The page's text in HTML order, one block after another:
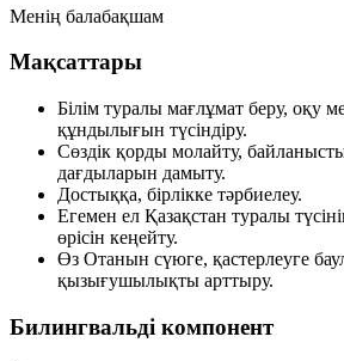
Менің балабақшам
Мақсаттары
Білім туралы мағлұмат беру, оқу
құндылығын түсіндіру.
Сөздік қорды молайту,
дағдыларын дамыту.
Достыққа, бірлікке тәрбиелеу.
Егемен ел Қазақстан туралы
өрісін кеңейту.
Өз Отанын сүюге, қастерлеуге
қызығушылықты арттыру.
Билингвальді компонент